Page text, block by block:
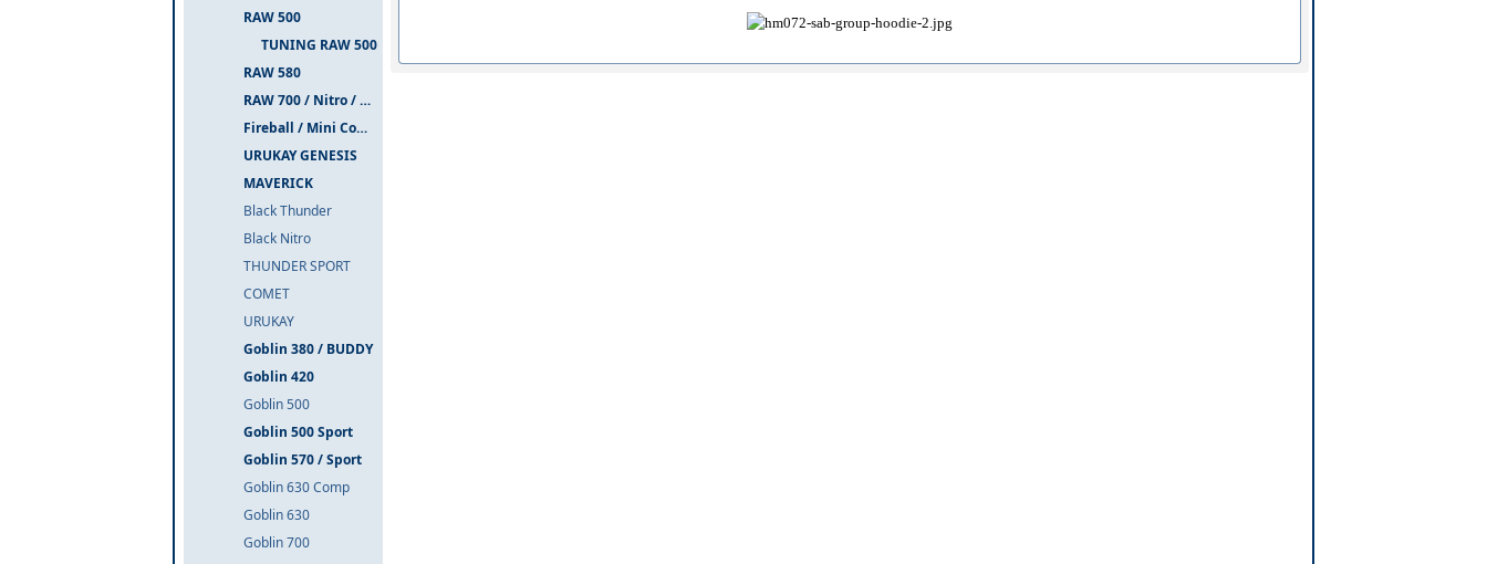
RAW 500
TUNING RAW 500
RAW 580
RAW 700 / Nitro / PIUMA
Fireball / Mini Comet
URUKAY GENESIS
MAVERICK
Black Thunder
Black Nitro
THUNDER SPORT
COMET
URUKAY
Goblin 380 / BUDDY
Goblin 420
Goblin 500
Goblin 500 Sport
Goblin 570 / Sport
Goblin 630 Comp
Goblin 630
Goblin 700